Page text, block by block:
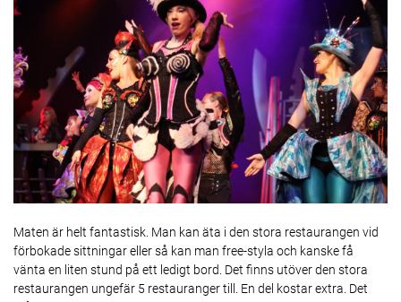
Maten är helt fantastisk. Man kan äta i den stora restaurangen vid
förbokade sittningar eller så kan man free-styla och kanske få
vänta en liten stund på ett ledigt bord. Det finns utöver den stora
restaurangen ungefär 5 restauranger till. En del kostar extra. Det